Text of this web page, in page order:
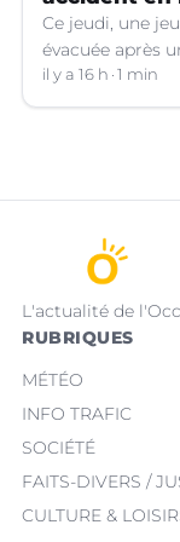
Ce jeudi, une
évacuée après
plongeon dans
Valborgne
il y a 16 h 1 min
L'actualité de
RUBRIQUES
MÉTÉO
INFO TRAFIC
SOCIÉTÉ
FAITS-DIVERS /
CULTURE &